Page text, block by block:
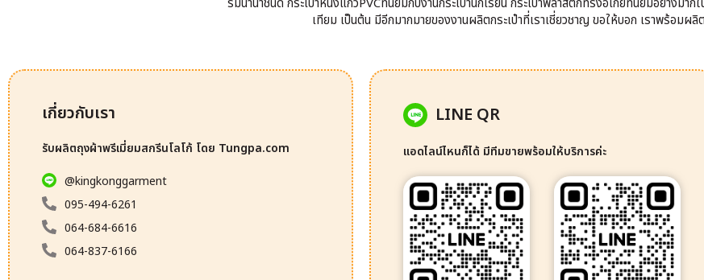
ร่มนานาชนิด กระเป๋าหนังแก้วPVCที่นิยมกับงานกระเป๋านักเรียน กระเป๋าพลาสติกทรงอิเกียที่นิยมอย่างมา
เทียม เป็นต้น มีอีกมากมายของงานผลิตกระเป๋าที่เราเชี่ยวชาญ ขอให้บอก เราพร้อมผ
เกี่ยวกับเรา
รับผลิตถุงผ้าพรีเมี่ยมสกรีนโลโก้ โดย Tungpa.com
@kingkonggarment
095-494-6261
064-684-6616
064-837-6166
LINE QR
แอดไลน์ไหนก็ได้ มีทีมขายพร้อมให้บริการค่ะ